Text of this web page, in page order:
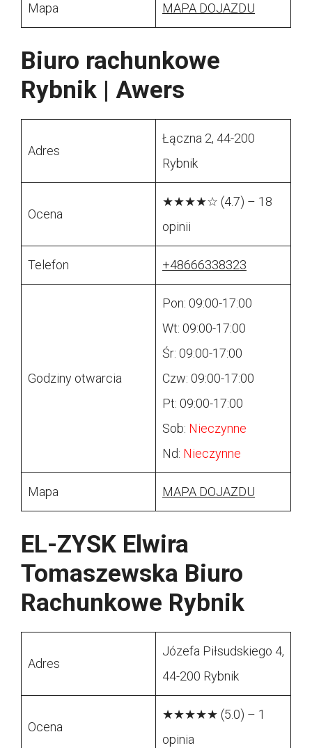
Mapa MAPA DOJAZDU
Biuro rachunkowe
Rybnik | Awers
Adres
Łączna 2, 44-200
Rybnik
Ocena
★★★★☆ (4.7) – 18
opinii
Telefon +48666338323
Godziny otwarcia
Pon: 09:00-17:00
Wt: 09:00-17:00
Śr: 09:00-17:00
Czw: 09:00-17:00
Pt: 09:00-17:00
Sob: Nieczynne
Nd: Nieczynne
Mapa MAPA DOJAZDU
EL-ZYSK Elwira
Tomaszewska Biuro
Rachunkowe Rybnik
Adres
Józefa Piłsudskiego 4,
44-200 Rybnik
Ocena
★★★★★ (5.0) – 1
opinia